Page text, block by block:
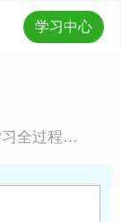
学习中心
BAT一线大咖导师坐镇，服务贯穿在线学习全过程，帮助深度掌握知识体系